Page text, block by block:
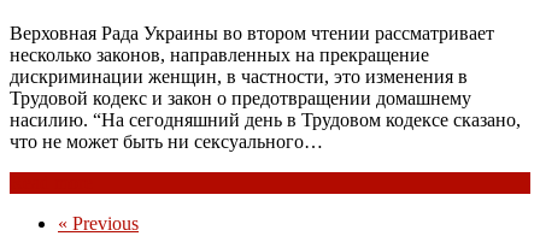
Верховная Рада Украины во втором чтении рассматривает
несколько законов, направленных на прекращение
дискриминации женщин, в частности, это изменения в
Трудовой кодекс и закон о предотвращении домашнему
насилию. “На сегодняшний день в Трудовом кодексе сказано,
что не может быть ни сексуального…
« Previous